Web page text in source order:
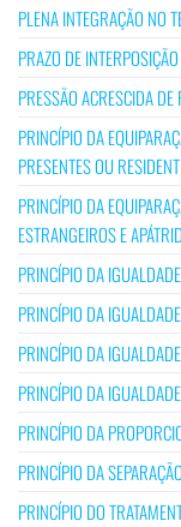
PLENA INTEGRAÇÃO NO
PRAZO DE
PRESSÃO ACRESCIDA
PRINCÍPIO DA
PRESENTES OU
PRINCÍPIO DA
ESTRANGEIROS E
PRINCÍPIO DA IGUALDADE
PRINCÍPIO DA
PRINCÍPIO DA
PRINCÍPIO DA
PRINCÍPIO DA
PRINCÍPIO DA
PRINCÍPIO DO